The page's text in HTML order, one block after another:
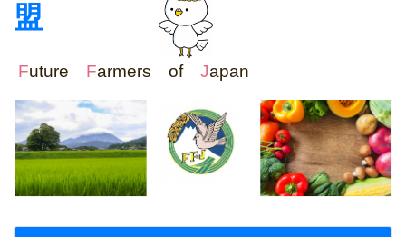
盟
Future Farmers of Japan